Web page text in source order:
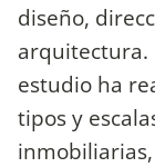
diseño,
arquitectura.
estudio ha
tipos y